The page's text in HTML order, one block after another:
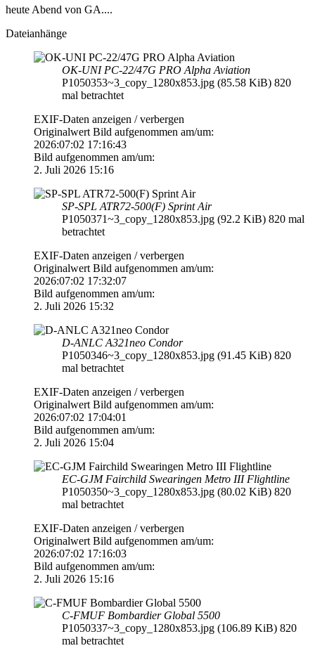
heute Abend von GA....
Dateianhänge
OK-UNI PC-22/47G PRO Alpha Aviation
P1050353~3_copy_1280x853.jpg (85.58 KiB) 820
mal betrachtet
EXIF-Daten anzeigen / verbergen
Originalwert Bild aufgenommen am/um:
2026:07:02 17:16:43
Bild aufgenommen am/um:
2. Juli 2026 15:16
SP-SPL ATR72-500(F) Sprint Air
P1050371~3_copy_1280x853.jpg (92.2 KiB) 820 mal
betrachtet
EXIF-Daten anzeigen / verbergen
Originalwert Bild aufgenommen am/um:
2026:07:02 17:32:07
Bild aufgenommen am/um:
2. Juli 2026 15:32
D-ANLC A321neo Condor
P1050346~3_copy_1280x853.jpg (91.45 KiB) 820
mal betrachtet
EXIF-Daten anzeigen / verbergen
Originalwert Bild aufgenommen am/um:
2026:07:02 17:04:01
Bild aufgenommen am/um:
2. Juli 2026 15:04
EC-GJM Fairchild Swearingen Metro III Flightline
P1050350~3_copy_1280x853.jpg (80.02 KiB) 820
mal betrachtet
EXIF-Daten anzeigen / verbergen
Originalwert Bild aufgenommen am/um:
2026:07:02 17:16:03
Bild aufgenommen am/um:
2. Juli 2026 15:16
C-FMUF Bombardier Global 5500
P1050337~3_copy_1280x853.jpg (106.89 KiB) 820
mal betrachtet